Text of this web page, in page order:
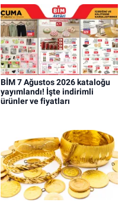
BİM 7 Ağustos 2026 kataloğu
yayımlandı! İşte indirimli
ürünler ve fiyatları